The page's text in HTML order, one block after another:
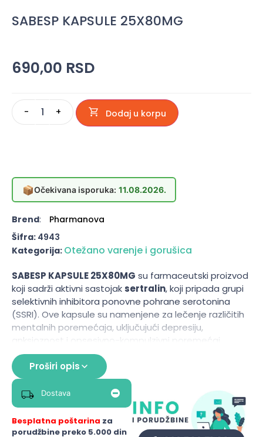
SABESP KAPSULE 25X80MG
690,00 RSD
- + Dodaj u korpu
📦Očekivana isporuka: 11.08.2026.
Brend:
Pharmanova
Šifra: 4943
Kategorija: Otežano varenje i gorušica
SABESP KAPSULE 25X80MG su farmaceutski proizvod
koji sadrži aktivni sastojak sertralin, koji pripada grupi
selektivnih inhibitora ponovne pohrane serotonina
(SSRI). Ove kapsule su namenjene za lečenje različitih
mentalnih poremećaja, uključujući depresiju,
anksioznost i opsesivno-kompulzivni poremećaj.
SABESP se koristi za regulisanje nivoa serotonina u
mozgu, što može pomoći u poboljšanju raspoloženja i
smanjenju simptoma anksioznosti. Proizvod dolazi u
pakovanju od 25 kapsula, svaka sa sadržajem od 80
mg aktivne supstance, što omogućava precizno
doziranje i jednostavnu primenu.
Proširi opis
Dostava
Besplatna poštarina za
porudžbine preko 5.000 din